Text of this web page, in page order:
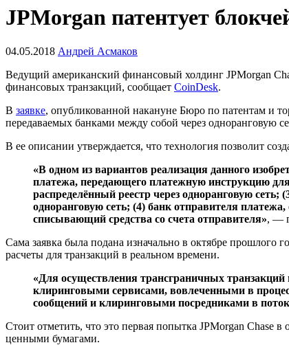
JPMorgan патентует
04.05.2018 Андрей Асмаков
Ведущий американский финансовый холдинг JPMorgan
финансовых транзакций, сообщает CoinDesk.
В заявке, опубликованной накануне Бюро по патентам и
передаваемых банками между собой через одноранговую
В ее описании утверждается, что технология позволит
«В одном из вариантов реализация данного
платежа, передающего платежную инструкцию
распределённый реестр через одноранговую
одноранговую сеть; (4) банк отправителя
списывающий средства со счета отправителя», —
Сама заявка была подана изначально в октябре
расчеты для транзакций в реальном времени.
«Для осуществления трансграничных
клиринговыми сервисами, вовлеченными в
сообщений и клиринговыми посредниками в
Стоит отметить, что это первая попытка JPMorgan Chase
ценными бумагами.